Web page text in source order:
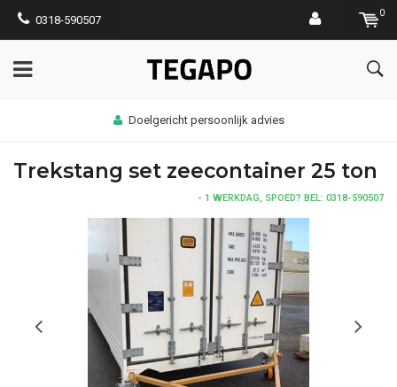
0318-590507
0
Doelgericht persoonlijk advies
Trekstang set zeecontainer 25 ton
- 1 WERKDAG, SPOED? BEL: 0318-590507